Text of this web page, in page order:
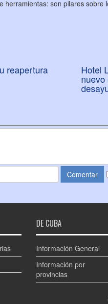
herramientas: son pilares sobre
reapertura Hotel
DE CUBA
Información General
Información por
provincias